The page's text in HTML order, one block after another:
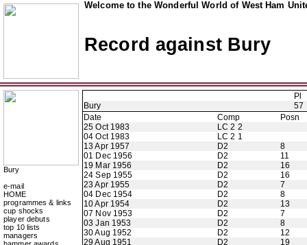
Welcome to the Wonderful World of West Ham
Record against Bury
Bury
e-mail
HOME
programmes & links
cup shocks
player debuts
top 10 lists
managers
Pl
Bury
57
Date
Comp
Posn
25 Oct 1983
LC 2 2
04 Oct 1983
LC 2 1
13 Apr 1957
D2
8
01 Dec 1956
D2
11
19 Mar 1956
D2
16
24 Sep 1955
D2
16
23 Apr 1955
D2
7
04 Dec 1954
D2
8
10 Apr 1954
D2
13
07 Nov 1953
D2
7
03 Jan 1953
D2
8
30 Aug 1952
D2
12
29 Aug 1951
D2
19